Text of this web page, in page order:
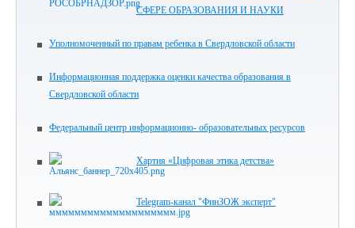
СФЕРЕ ОБРАЗОВАНИЯ И НАУКИ
Уполномоченный по правам ребенка в Свердловской области
Информационная поддержка оценки качества образования в
Свердловской области
Федеральный центр информационно- образовательных ресурсов
Хартия «Цифровая этика детства»
Telegram-канал "ФинЗОЖ эксперт"